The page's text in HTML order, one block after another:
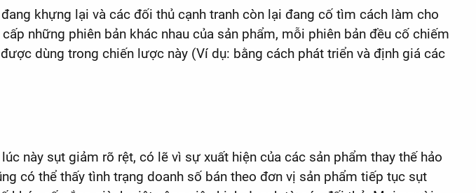
khựng lại và các đối thủ cạnh tranh còn lại đang cố tìm cách làm cho
những phiên bản khác nhau của sản phẩm, mỗi phiên bản đều cố chiếm
dùng trong chiến lược này (Ví dụ: bằng cách phát triển và định giá các
này sụt giảm rõ rệt, có lẽ vì sự xuất hiện của các sản phẩm thay thế hảo
có thể thấy tình trạng doanh số bán theo đơn vị sản phẩm tiếp tục sụt